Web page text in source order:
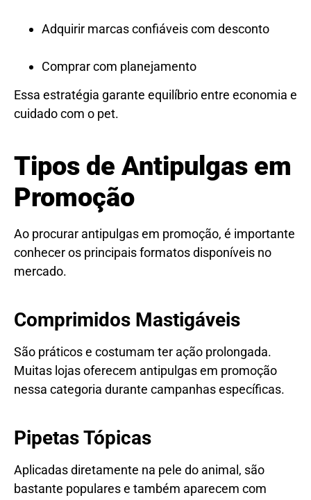
Adquirir marcas confiáveis com desconto
Comprar com planejamento
Essa estratégia garante equilíbrio entre economia e
cuidado com o pet.
Tipos de Antipulgas em
Promoção
Ao procurar antipulgas em promoção, é importante
conhecer os principais formatos disponíveis no
mercado.
Comprimidos Mastigáveis
São práticos e costumam ter ação prolongada.
Muitas lojas oferecem antipulgas em promoção
nessa categoria durante campanhas específicas.
Pipetas Tópicas
Aplicadas diretamente na pele do animal, são
bastante populares e também aparecem com